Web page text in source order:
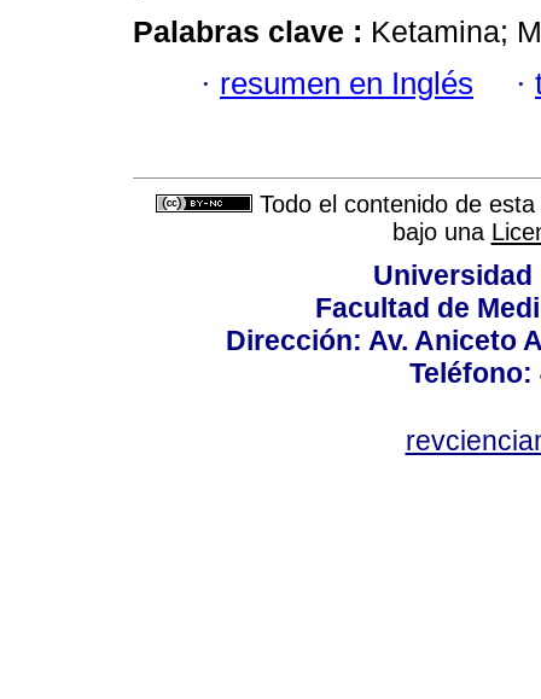
Palabras clave : Ketamina;
· resumen en Inglés ·
Todo el contenido de
bajo una
Universidad
Facultad de
Dirección: Av. Aniceto
Teléfono: